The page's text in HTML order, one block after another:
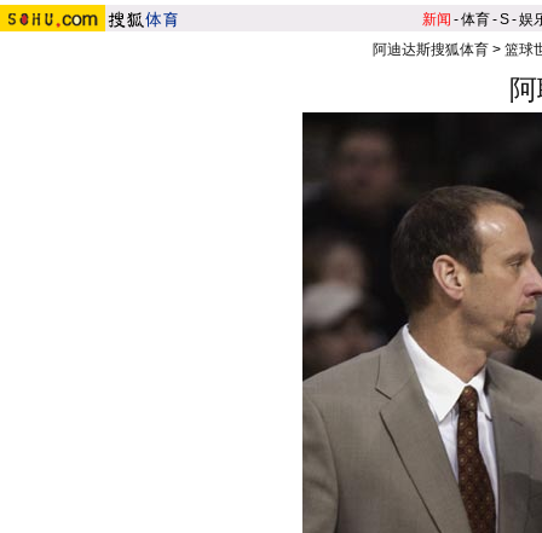
新闻 -体育-S-娱
阿迪达斯搜狐体育 > 篮球